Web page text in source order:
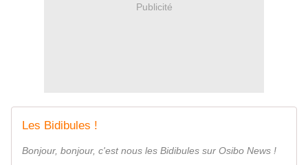
Publicité
Les Bidibules !
Bonjour, bonjour, c'est nous les Bidibules sur Osibo News !